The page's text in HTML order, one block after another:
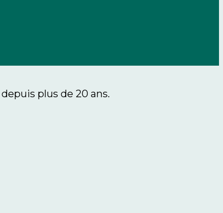
plus de 20 ans.